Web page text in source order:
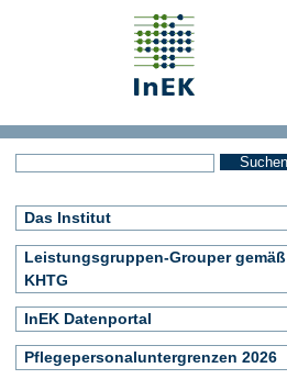
Das Institut
Leistungsgruppen-Grouper gemäß
KHTG
InEK Datenportal
Pflegepersonaluntergrenzen 2026